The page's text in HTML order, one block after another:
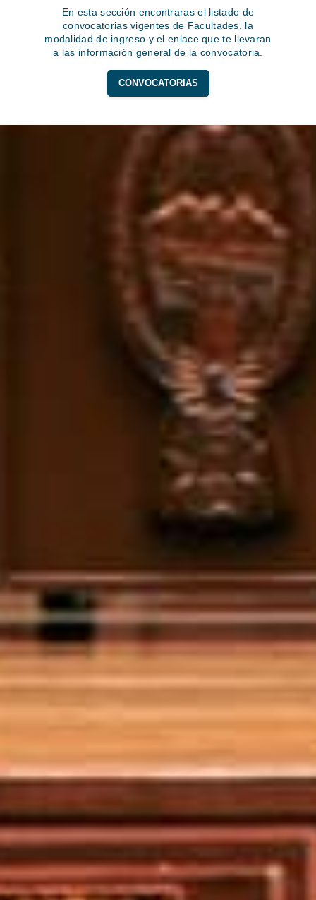
En esta sección encontraras el listado de
convocatorias vigentes de Facultades, la
modalidad de ingreso y el enlace que te llevaran
a las información general de la convocatoria.
CONVOCATORIAS